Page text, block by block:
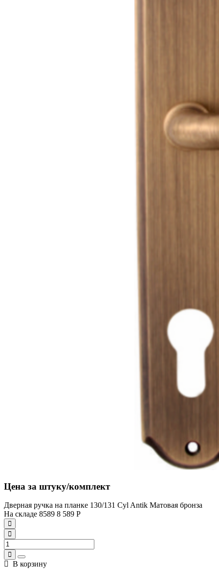
Цена за штуку/комплект
Дверная ручка на планке 130/131 Cyl Antik Матовая бронза
На складе 8589 8 589 Р
В корзину